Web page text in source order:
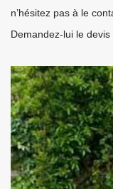
n’hésitez pas à le
Demandez-lui le devis